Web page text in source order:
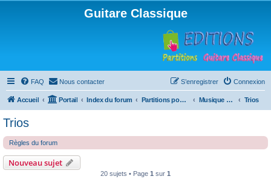
Guitare Classique
FAQ Nous contacter Connexion
S’enregistrer
Accueil Portail Index du forum Partitions pour guitare en libre téléchargement Musique d'ensemble Trios
Trios
Règles du forum
Nouveau sujet
20 sujets • Page 1 sur 1